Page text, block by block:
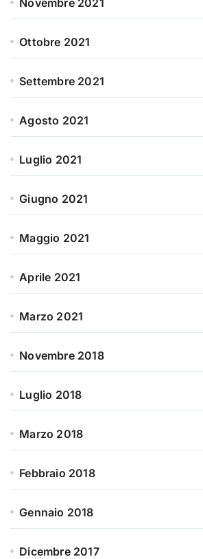
Ottobre 2021
Settembre 2021
Agosto 2021
Luglio 2021
Giugno 2021
Maggio 2021
Aprile 2021
Marzo 2021
Novembre 2018
Luglio 2018
Marzo 2018
Febbraio 2018
Gennaio 2018
Dicembre 2017